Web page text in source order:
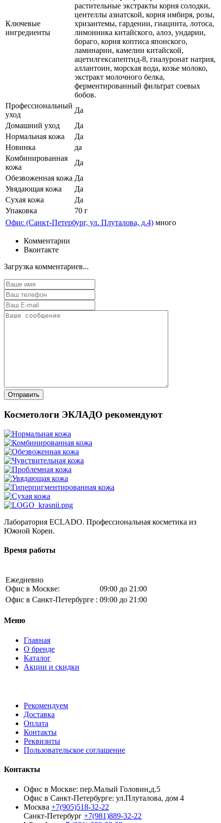
Ключевые
ингредиенты
растительные экстракты корня солодки,
центеллы азиатской, корня имбиря, розы,
хризантемы, гардении, гиацинта, лотоса,
лимонника китайского, алоэ, ундарии,
бораго, корня коптиса японского,
ламинарии, камелии китайской,
ацетилгексапептид-8, гиалуронат натрия,
аллантоин, морская вода, козье молоко,
экстракт молочного белка,
ферментированный фильтрат соевых
бобов.
Профессиональный
уход
Да
Домашний уход
Да
Нормальная кожа
Да
Новинка
да
Комбинированная
кожа
Да
Обезвоженная кожа Да
Увядающая кожа
Да
Сухая кожа
Да
Упаковка
70 г
Офис (Санкт-Петербург, ул. Плуталова, д.4) много
Комментарии
Вконтакте
Загрузка комментариев...
Косметологи ЭКЛАДО рекомендуют
Лаборатория ECLADO. Профессиональная косметика из
Южной Кореи.
Время работы
Ежедневно
Офис в Москве:
09:00 до 21:00
Офис в Санкт-Петербурге : 09:00 до 21:00
Меню
Главная
О бренде
Каталог
Акции и скидки
Рекомендуем
Доставка
Оплата
Контакты
Реквизиты
Пользовательское соглашение
Контакты
Офис в Москве: пер.Малый Головин,д.5
Офис в Санкт-Петербурге: ул.Плуталова, дом 4
Москва +7(905)518-32-22
Санкт-Петербург +7(981)889-32-22